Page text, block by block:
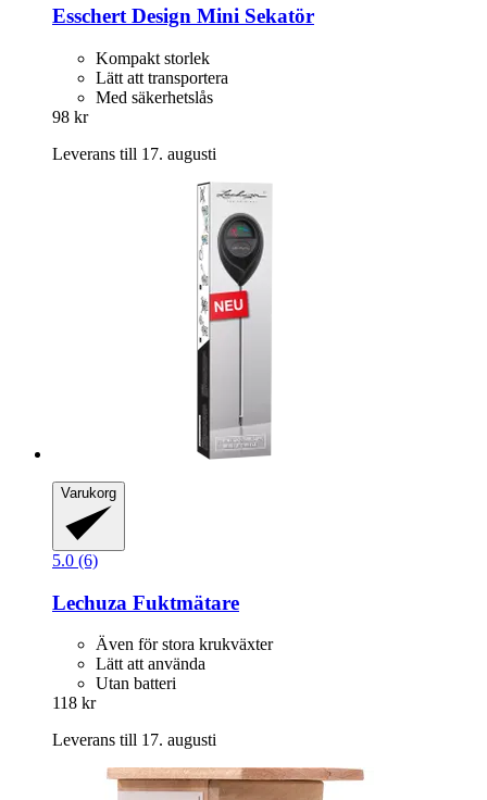
Esschert Design Mini Sekatör
Kompakt storlek
Lätt att transportera
Med säkerhetslås
98 kr
Leverans till 17. augusti
Varukorg
5.0 (6)
Lechuza Fuktmätare
Även för stora krukväxter
Lätt att använda
Utan batteri
118 kr
Leverans till 17. augusti